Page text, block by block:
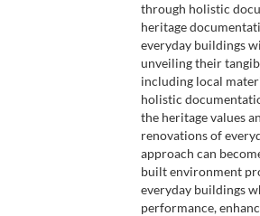
through holistic
heritage
everyday buildings
unveiling their
including local
holistic
the heritage values
renovations of
approach can
built environment
everyday buildings
performance,